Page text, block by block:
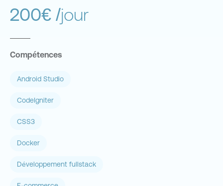
200€ /jour
Compétences
Android Studio
CodeIgniter
CSS3
Docker
Développement fullstack